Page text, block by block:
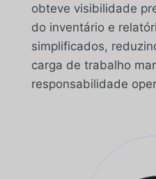
obteve visibilidade
do inventário e
simplificados,
carga de trabalho
responsabilidade